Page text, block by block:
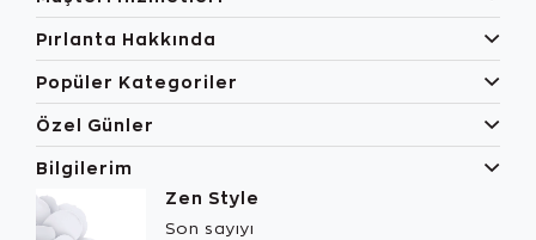
Pırlanta Hakkında
Popüler Kategoriler
Özel Günler
Bilgilerim
Zen Style
Son sayıyı